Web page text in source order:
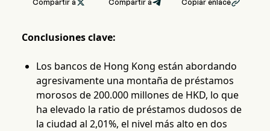
Compartir a  Compartir a Copiar enlace
Conclusiones clave:
Los bancos de Hong Kong están abordando
agresivamente una montaña de préstamos
morosos de 200.000 millones de HKD, lo que
ha elevado la ratio de préstamos dudosos de
la ciudad al 2,01%, el nivel más alto en dos